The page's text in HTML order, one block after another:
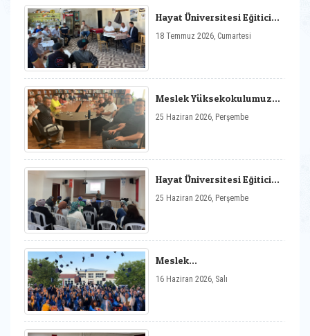
Hayat Üniversitesi Eğitici
Tarım Alanlarında ve
Gerçekleştirildi
18 Temmuz 2026, Cumartesi
Meslek Yüksekokulumuz
Kurul Toplantısı
25 Haziran 2026, Perşembe
Hayat Üniversitesi Eğitici
Sağlıklı Yaşam Etkinliği
25 Haziran 2026, Perşembe
Meslek
Mezuniyet Töreni
16 Haziran 2026, Salı